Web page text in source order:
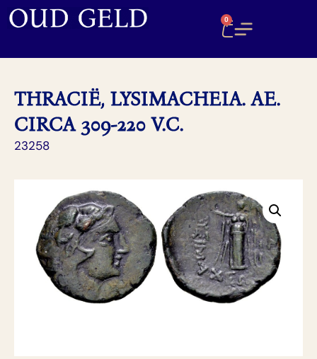
0
THRACIË, LYSIMACHEIA. AE.
CIRCA 309-220 V.C.
23258